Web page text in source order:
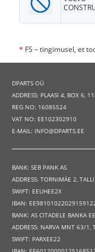
* FS – tingimusel, et
DPARTS OÜ
ADDRESS: PLAASI 4, BOX 6,
REG NO: 16085524
VAT NO: EE102302910
E-MAIL: INFO@DPARTS.EE
BANK: SEB PANK AS
ADDRESS: TORNIMÄE 2,
SWIFT: EEUHEE2X
IBAN:
BANK: AS CITADELE BANKA
ADDRESS: NARVA MNT 63/1,
SWIFT: PARXEE22